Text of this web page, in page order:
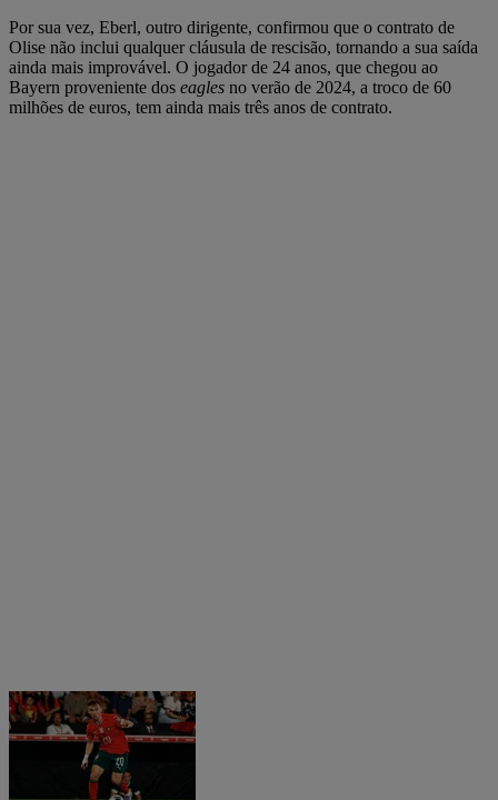
Por sua vez, Eberl, outro dirigente, confirmou que o contrato de
Olise não inclui qualquer cláusula de rescisão, tornando a sua saída
ainda mais improvável. O jogador de 24 anos, que chegou ao
Bayern proveniente dos eagles no verão de 2024, a troco de 60
milhões de euros, tem ainda mais três anos de contrato.